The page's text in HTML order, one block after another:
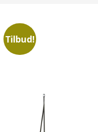
Tilbud!